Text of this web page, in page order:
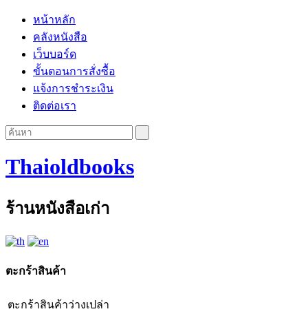
หน้าหลัก
คลังหนังสือ
เว็บบอร์ด
ขั้นตอนการสั่งซื้อ
แจ้งการชำระเงิน
ติดต่อเรา
Thaioldbooks
ร้านหนังสือเก่า
ตะกร้าสินค้า
ตะกร้าสินค้าว่างเปล่า